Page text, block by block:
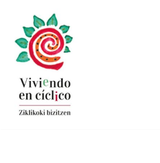
Saltar
al
contenido